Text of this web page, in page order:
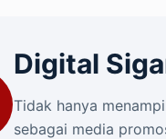
Digital
Tidak hanya
sebagai media